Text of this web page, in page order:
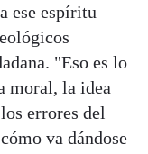
ese espíritu
"Eso es lo
moral, la idea
errores del
va dándose